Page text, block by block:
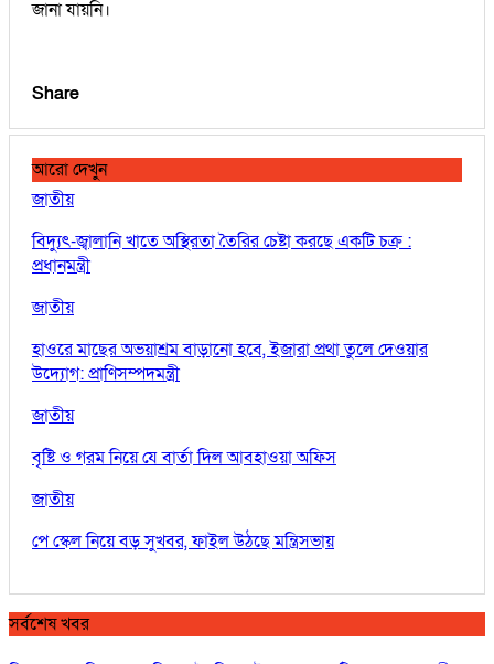
জানা যায়নি।
Share
আরো দেখুন
জাতীয়
বিদ্যুৎ-জ্বালানি খাতে অস্থিরতা তৈরির চেষ্টা করছে একটি চক্র :
প্রধানমন্ত্রী
জাতীয়
হাওরে মাছের অভয়াশ্রম বাড়ানো হবে, ইজারা প্রথা তুলে দেওয়ার
উদ্যোগ: প্রাণিসম্পদমন্ত্রী
জাতীয়
বৃষ্টি ও গরম নিয়ে যে বার্তা দিল আবহাওয়া অফিস
জাতীয়
পে স্কেল নিয়ে বড় সুখবর, ফাইল উঠছে মন্ত্রিসভায়
সর্বশেষ খবর